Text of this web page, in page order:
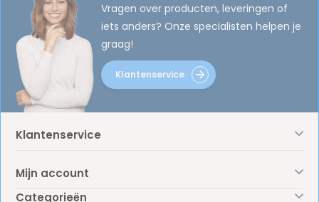
Vragen over producten, leveringen of
iets anders? Onze specialisten helpen je
graag!
Klantenservice
Klantenservice
Mijn account
Categorieën